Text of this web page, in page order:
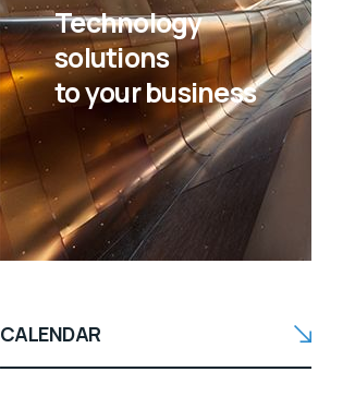
Technology
solutions
to your business
CALENDAR